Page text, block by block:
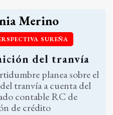
Merino
SUREÑA
del tranvía
planea sobre el
tranvía a cuenta del
contable RC de
de crédito